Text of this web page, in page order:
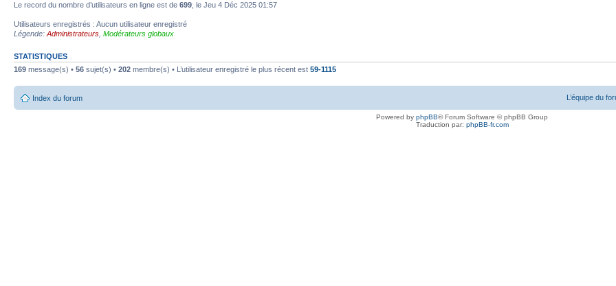
Le record du nombre d’utilisateurs en ligne est de 699 , le Jeu 4 Déc 2025 01:57
Utilisateurs enregistrés : Aucun utilisateur enregistré
Légende: Administrateurs Modérateurs globaux
STATISTIQUES
169 message(s) • 56 sujet(s) • 202 membre(s) • L’utilisateur enregistré le plus récent est 59-1115
Index du forum L’équipe du
Powered by phpBB® Forum Software © phpBB Group
Traduction par: phpBB-fr.com